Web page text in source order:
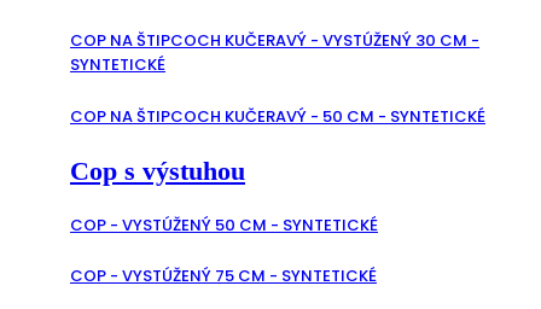
COP NA ŠTIPCOCH KUČERAVÝ - VYSTÚŽENÝ 30 CM -
SYNTETICKÉ
COP NA ŠTIPCOCH KUČERAVÝ - 50 CM - SYNTETICKÉ
Cop s výstuhou
COP - VYSTÚŽENÝ 50 CM - SYNTETICKÉ
COP - VYSTÚŽENÝ 75 CM - SYNTETICKÉ